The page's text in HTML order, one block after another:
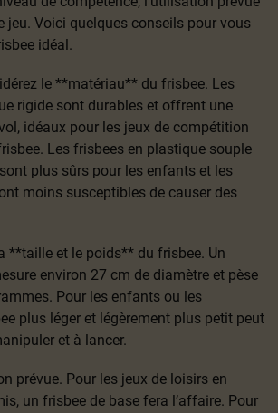
jeu. Voici quelques conseils pour vous
idéal.
le **matériau** du frisbee. Les
rigide sont durables et offrent une
idéaux pour les jeux de compétition
Les frisbees en plastique souple
plus sûrs pour les enfants et les
moins susceptibles de causer des
**taille et le poids** du frisbee. Un
environ 27 cm de diamètre et pèse
Pour les enfants ou les
plus léger et légèrement plus petit peut
et à lancer.
prévue. Pour les jeux de loisirs en
un frisbee de base fera l’affaire. Pour